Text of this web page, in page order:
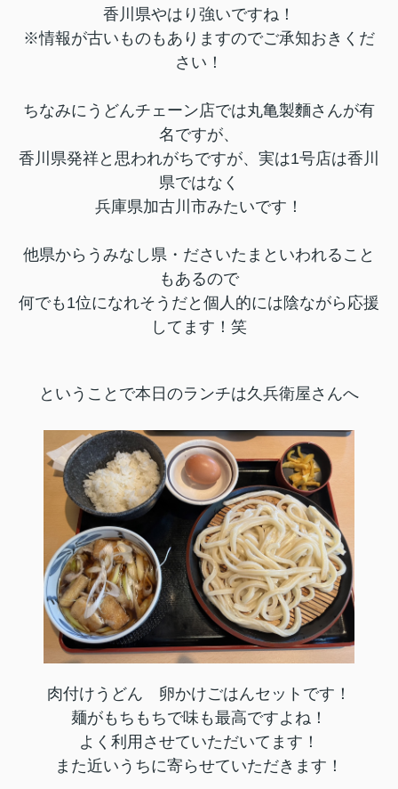
香川県やはり強いですね！
※情報が古いものもありますのでご承知おきくだ
さい！
ちなみにうどんチェーン店では丸亀製麵さんが有
名ですが、
香川県発祥と思われがちですが、実は1号店は香川
県ではなく
兵庫県加古川市みたいです！
他県からうみなし県・ださいたまといわれること
もあるので
何でも1位になれそうだと個人的には陰ながら応援
してます！笑
ということで本日のランチは久兵衛屋さんへ
肉付けうどん 卵かけごはんセットです！
麺がもちもちで味も最高ですよね！
よく利用させていただいてます！
また近いうちに寄らせていただきます！